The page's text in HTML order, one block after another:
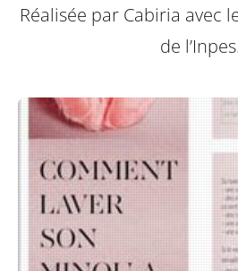
Réalisée par Cabiria avec
de l’Inpes.